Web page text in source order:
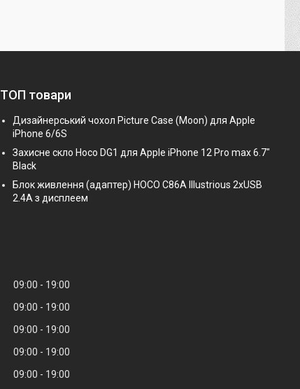
ТОП товари
Дизайнерський чохол Picture Case (Moon) для Apple
iPhone 6/6S
Захисне скло Hoco DG1 для Apple iPhone 12 Pro max 6.7"
Black
Блок живлення (адаптер) HOCO C86A Illustrious 2xUSB
2.4A з дисплеем
09:00
19:00
09:00
19:00
09:00
19:00
09:00
19:00
09:00 19:00